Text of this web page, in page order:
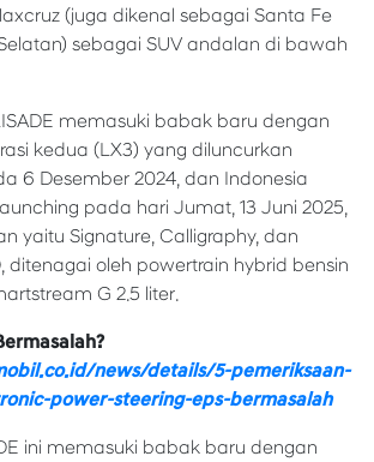
(juga dikenal sebagai Santa Fe
sebagai SUV andalan di bawah
memasuki babak baru dengan
kedua (LX3) yang diluncurkan
6 Desember 2024, dan Indonesia
pada hari Jumat, 13 Juni 2025,
yaitu Signature, Calligraphy, dan
ditenagai oleh powertrain hybrid bensin
G 2.5 liter.
news/details/5-pemeriksaan-
power-steering-eps-bermasalah
ini memasuki babak baru dengan